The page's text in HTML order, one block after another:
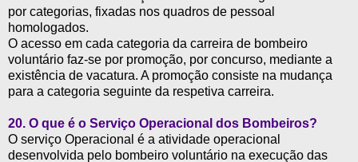
por categorias, fixadas nos quadros de pessoal
homologados.
O acesso em cada categoria da carreira de bombeiro
voluntário faz-se por promoção, por concurso, mediante a
existência de vacatura. A promoção consiste na mudança
para a categoria seguinte da respetiva carreira.
20. O que é o Serviço Operacional dos Bombeiros?
O serviço Operacional é a atividade operacional
desenvolvida pelo bombeiro voluntário na execução das